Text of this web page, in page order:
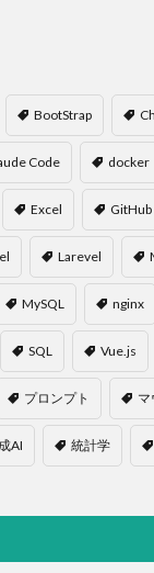
BootStrap
Code docker
Excel GitHub
Larevel
MySQL nginx
SQL Vue.js
プロンプト マ
AI 統計学